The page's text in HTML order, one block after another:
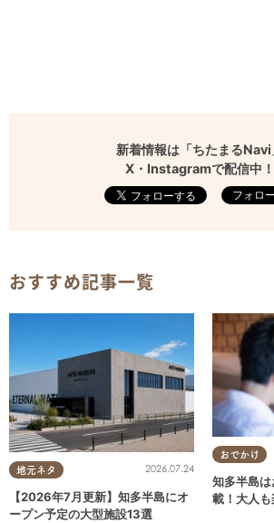
新着情報は「ちたまるNavi
X・Instagramで配信中！
フォロ
おすすめ記事一覧
地元ネタ 2026.07.24
【2026年7月更新】知多半島にオ
ープン予定の大型施設13選
おでかけ
知多半島
載！大人